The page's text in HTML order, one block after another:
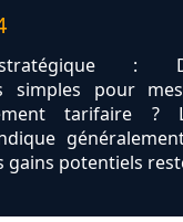
:
simples pour
tarifaire ?
gains potentiels